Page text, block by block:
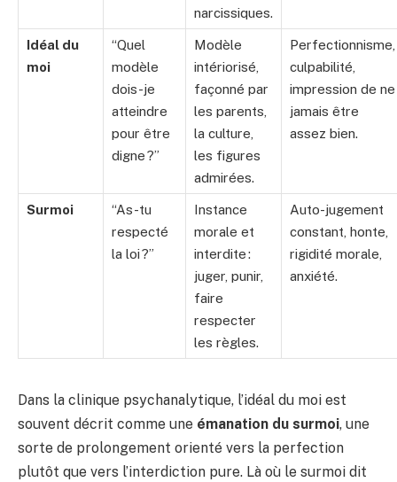
narcissiques.
Idéal du
moi
“Quel
modèle
dois-je
atteindre
pour être
digne ?”
Modèle
intériorisé,
façonné par
les parents,
la culture,
les figures
admirées.
Perfectionnisme,
culpabilité,
impression de ne
jamais être
assez bien.
Surmoi
“As-tu
respecté
la loi ?”
Instance
morale et
interdite :
juger, punir,
faire
respecter
les règles.
Auto-jugement
constant, honte,
rigidité morale,
anxiété.
Dans la clinique psychanalytique, l’idéal du moi est
souvent décrit comme une émanation du surmoi, une
sorte de prolongement orienté vers la perfection
plutôt que vers l’interdiction pure. Là où le surmoi dit